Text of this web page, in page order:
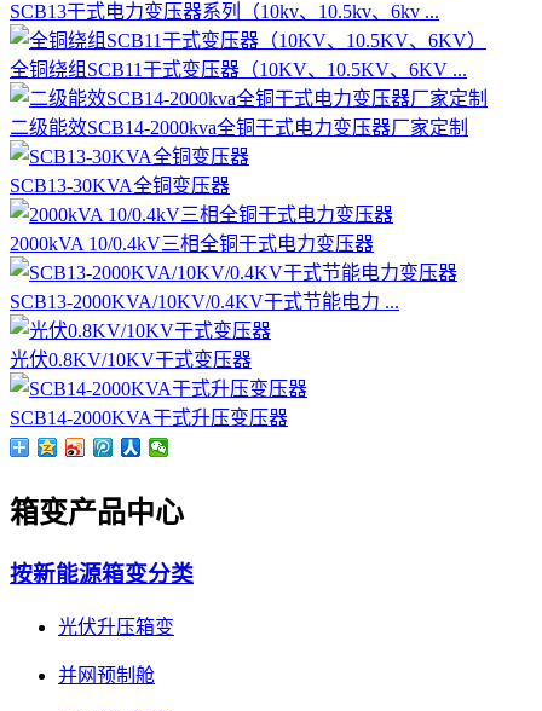
SCB13干式电力变压器系列（10kv、10.5kv、6kv ...
全铜绕组SCB11干式变压器（10KV、10.5KV、6KV ...
二级能效SCB14-2000kva全铜干式电力变压器厂家定制
SCB13-30KVA全铜变压器
2000kVA 10/0.4kV三相全铜干式电力变压器
SCB13-2000KVA/10KV/0.4KV干式节能电力 ...
光伏0.8KV/10KV干式变压器
SCB14-2000KVA干式升压变压器
箱变产品中心
按新能源箱变分类
光伏升压箱变
并网预制舱